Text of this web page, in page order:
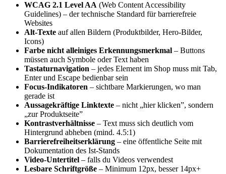
WCAG 2.1 Level AA (Web Content Accessibility
Guidelines) – der technische Standard für barrierefreie
Websites
Alt-Texte auf allen Bildern (Produktbilder, Hero-Bilder,
Icons)
Farbe nicht alleiniges Erkennungsmerkmal – Buttons
müssen auch Symbole oder Text haben
Tastaturnavigation – jedes Element im Shop muss mit Tab,
Enter und Escape bedienbar sein
Focus-Indikatoren – sichtbare Markierungen, wo man
gerade ist
Aussagekräftige Linktexte – nicht „hier klicken”, sondern
„zur Produktseite”
Kontrastverhältnisse – Text muss sich deutlich vom
Hintergrund abheben (mind. 4.5:1)
Barrierefreiheitserklärung – eine öffentliche Seite mit
Dokumentation des Ist-Stands
Video-Untertitel – falls du Videos verwendest
Lesbare Schriftgröße – Minimum 12px, besser 14px+